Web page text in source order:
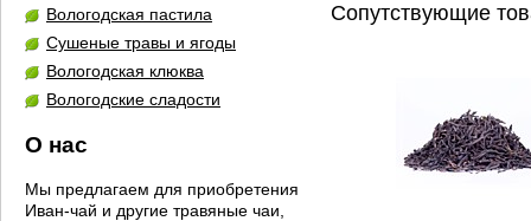
Вологодская пастила
Сушеные травы и ягоды
Вологодская клюква
Вологодские сладости
О нас
Мы предлагаем для приобретения
Иван-чай и другие травяные чаи,
Сопутствующие